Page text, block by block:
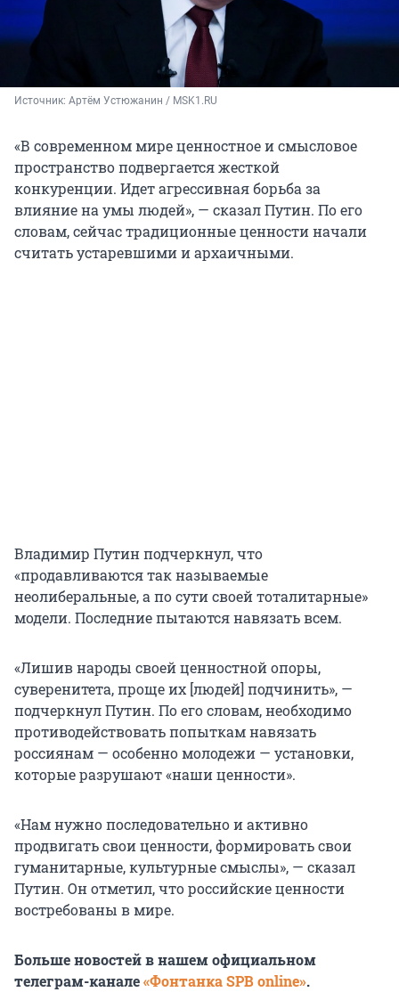
Источник: Артём Устюжанин / MSK1.RU
«В современном мире ценностное и смысловое
пространство подвергается жесткой
конкуренции. Идет агрессивная борьба за
влияние на умы людей», — сказал Путин. По его
словам, сейчас традиционные ценности начали
считать устаревшими и архаичными.
Владимир Путин подчеркнул, что
«продавливаются так называемые
неолиберальные, а по сути своей тоталитарные»
модели. Последние пытаются навязать всем.
«Лишив народы своей ценностной опоры,
суверенитета, проще их [людей] подчинить», —
подчеркнул Путин. По его словам, необходимо
противодействовать попыткам навязать
россиянам — особенно молодежи — установки,
которые разрушают «наши ценности».
«Нам нужно последовательно и активно
продвигать свои ценности, формировать свои
гуманитарные, культурные смыслы», — сказал
Путин. Он отметил, что российские ценности
востребованы в мире.
Больше новостей в нашем официальном
телеграм-канале«Фонтанка SPB online».